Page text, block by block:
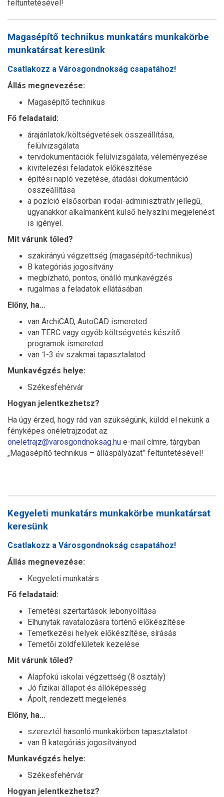
feltüntetésével!
Magasépítő technikus munkatárs munkakörbe
munkatársat keresünk
Csatlakozz a Városgondnokság csapatához!
Állás megnevezése:
Magasépítő technikus
Fő feladataid:
árajánlatok/költségvetések összeállítása,
felülvizsgálata
tervdokumentációk felülvizsgálata, véleményezése
kivitelezési feladatok előkészítése
építési napló vezetése, átadási dokumentáció
összeállítása
a pozíció elsősorban irodai-adminisztratív jellegű,
ugyanakkor alkalmanként külső helyszíni megjelenést
is igényel.
Mit várunk tőled?
szakirányú végzettség (magasépítő-technikus)
B kategóriás jogosítvány
megbízható, pontos, önálló munkavégzés
rugalmas a feladatok ellátásában
Előny, ha...
van ArchiCAD, AutoCAD ismereted
van TERC vagy egyéb költségvetés készítő
programok ismereted
van 1-3 év szakmai tapasztalatod
Munkavégzés helye:
Székesfehérvár
Hogyan jelentkezhetsz?
Ha úgy érzed, hogy rád van szükségünk, küldd el nekünk a
fényképes önéletrajzodat az
oneletrajz@varosgondnoksag.hu e-mail címre, tárgyban
„Magasépítő technikus – álláspályázat” feltüntetésével!
Kegyeleti munkatárs munkakörbe munkatársat
keresünk
Csatlakozz a Városgondnokság csapatához!
Állás megnevezése:
Kegyeleti munkatárs
Fő feladataid:
Temetési szertartások lebonyolítása
Elhunytak ravatalozásra történő előkészítése
Temetkezési helyek előkészítése, sírásás
Temetői zöldfelületek kezelése
Mit várunk tőled?
Alapfokú iskolai végzettség (8 osztály)
Jó fizikai állapot és állóképesség
Ápolt, rendezett megjelenés
Előny, ha...
szereztél hasonló munkakörben tapasztalatot
van B kategóriás jogosítványod
Munkavégzés helye:
Székesfehérvár
Hogyan jelentkezhetsz?